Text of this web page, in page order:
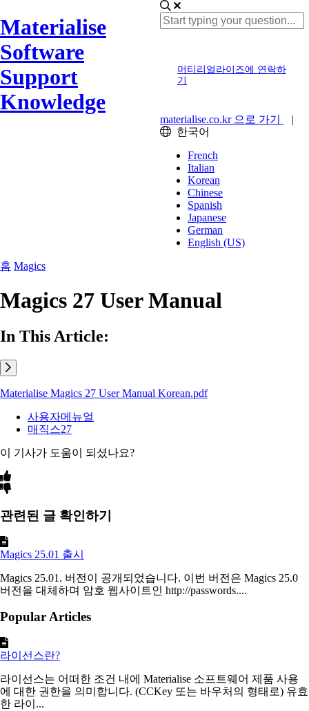
Materialise
Software
Support
Knowledge
머티리얼라이즈에 연락하
기
materialise.co.kr 으로 가기
|
한국어
French
Italian
Korean
Chinese
Spanish
Japanese
German
English (US)
홈 Magics
Magics 27 User Manual
In This Article:
Materialise Magics 27 User Manual Korean.pdf
사용자메뉴얼
매직스27
이 기사가 도움이 되셨나요?
관련된 글 확인하기
Magics 25.01 출시
Magics 25.01. 버전이 공개되었습니다. 이번 버전은 Magics 25.0
버전을 대체하며 암호 웹사이트인 http://passwords....
Popular Articles
라이선스란?
라이선스는 어떠한 조건 내에 Materialise 소프트웨어 제품 사용
에 대한 권한을 의미합니다. (CCKey 또는 바우처의 형태로) 유효
한 라이...